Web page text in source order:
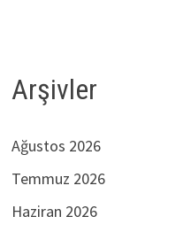
Arşivler
Ağustos 2026
Temmuz 2026
Haziran 2026